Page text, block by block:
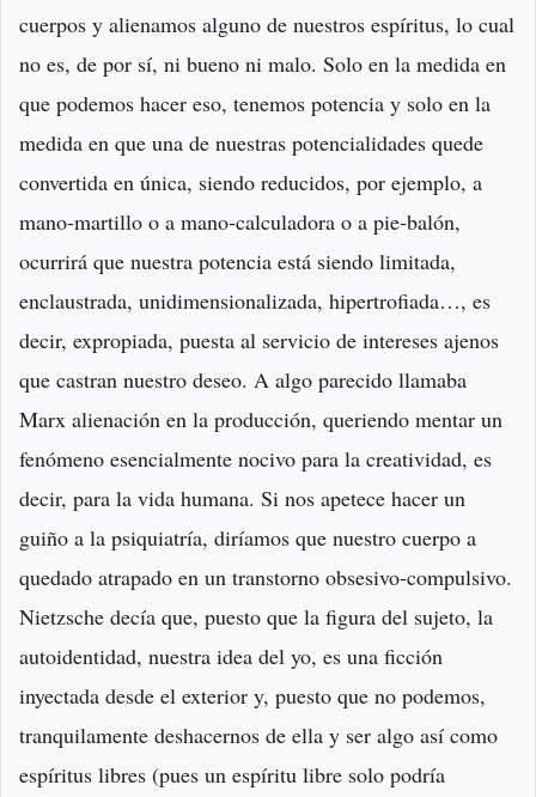
cuerpos y alienamos alguno de nuestros espíritus, lo cual
no es, de por sí, ni bueno ni malo. Solo en la medida en
que podemos hacer eso, tenemos potencia y solo en la
medida en que una de nuestras potencialidades quede
convertida en única, siendo reducidos, por ejemplo, a
mano‐martillo o a mano‐calculadora o a pie‐balón,
ocurrirá que nuestra potencia está siendo limitada,
enclaustrada, unidimensionalizada, hipertrofiada…, es
decir, expropiada, puesta al servicio de intereses ajenos
que castran nuestro deseo. A algo parecido llamaba
Marx alienación en la producción, queriendo mentar un
fenómeno esencialmente nocivo para la creatividad, es
decir, para la vida humana. Si nos apetece hacer un
guiño a la psiquiatría, diríamos que nuestro cuerpo a
quedado atrapado en un transtorno obsesivo‐compulsivo.
Nietzsche decía que, puesto que la figura del sujeto, la
autoidentidad, nuestra idea del yo, es una ficción
inyectada desde el exterior y, puesto que no podemos,
tranquilamente deshacernos de ella y ser algo así como
espíritus libres (pues un espíritu libre solo podría